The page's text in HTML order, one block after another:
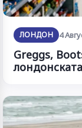
ЛОНДОН 4
Greggs,